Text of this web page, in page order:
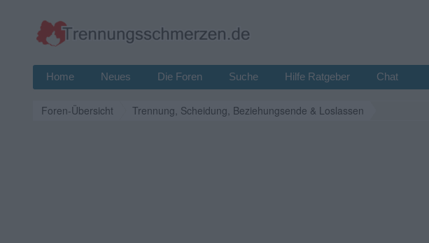
Home Neues Die Foren Suche Hilfe Ratgeber Chat
Foren-Übersicht Trennung, Scheidung, Beziehungsende & Loslassen